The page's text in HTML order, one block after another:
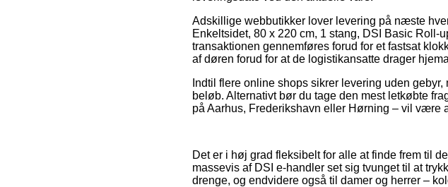
Adskillige webbutikker lover levering på næste
Enkeltsidet, 80 x 220 cm, 1 stang, DSI Basic
transaktionen gennemføres forud for et fastsat
af døren forud for at de logistikansatte drager
Indtil flere online shops sikrer levering uden
beløb. Alternativt bør du tage den mest letkøbte
på Aarhus, Frederikshavn eller Hørning – vil være
Det er i høj grad fleksibelt for alle at finde frem til
massevis af DSI e-handler set sig tvunget til at
drenge, og endvidere også til damer og herrer –